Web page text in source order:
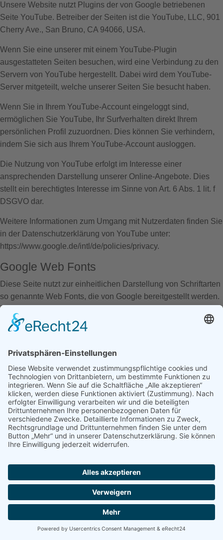
Unsere Website nutzt Plugins der von Google betriebenen
Seite YouTube. Betreiber der Seiten ist die YouTube, LLC, 901
Cherry Ave., San Bruno, CA 94066, USA.
Wenn Sie eine unserer mit einem YouTube-Plugin
ausgestatteten Seiten besuchen, wird eine Verbindung zu den
Servern von YouTube hergestellt. Dabei wird dem YouTube-
Server mitgeteilt, welche unserer Seiten Sie besucht haben.
Wenn Sie in Ihrem YouTube-Account eingeloggt sind,
ermöglichen Sie YouTube, Ihr Surfverhalten direkt Ihrem
persönlichen Profil zuzuordnen. Dies können Sie verhindern,
indem Sie sich aus Ihrem YouTube-Account ausloggen.
Die Nutzung von YouTube erfolgt im Interesse einer
ansprechenden Darstellung unserer Online-Angebote. Dies
stellt ein berechtigtes Interesse im Sinne von Art. 6 Abs. 1 lit. f
DSGVO dar.
Weitere Informationen zum Umgang mit Nutzerdaten finden Sie
in der Datenschutzerklärung von YouTube unter:
https://www.google.de/intl/de/policies/privacy.
Google Web Fonts
Diese Seite nutzt zur einheitlichen Darstellung von Schriftarten
so genannte Web Fonts, die von Google bereitgestellt werden.
Beim Aufruf einer Seite lädt Ihr Browser die benötigten Web
Fonts in ihren Browsercache, um Texte und Schriftarten korrekt
anzuzeigen.
Zu diesem Zweck muss der von Ihnen verwendete Browser
Verbindung zu den Servern von Google aufnehmen. Hierdurch
erlangt Google Kenntnis darüber, dass über Ihre IP-Adresse
unsere Website aufgerufen wurde. Die Nutzung von Google
Web Fonts erfolgt im Interesse einer einheitlichen und
ansprechenden Darstellung unserer Online-Angebote. Dies
stellt ein berechtigtes Interesse im Sinne von Art. 6 Abs. 1 lit. f
DSGVO dar.
Standardschrift von Ihrem Computer genutzt.
Weitere Informationen zu Google Web Fonts finden Sie unter
https://developers.google.com/fonts/faqund in der
Datenschutzerklärung von Google:
https://www.google.com/policies/privacy/.